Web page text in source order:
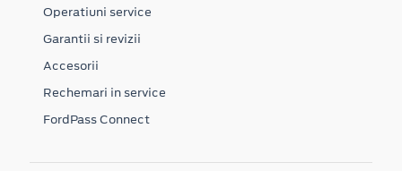
Operatiuni service
Garantii si revizii
Accesorii
Rechemari in service
FordPass Connect